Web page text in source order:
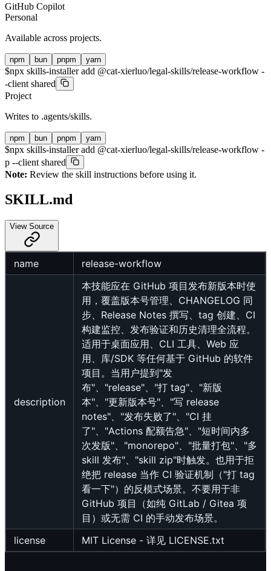
GitHub Copilot
Personal
Available across projects.
npm bun pnpm yarn
$npx skills-installer add @cat-xierluo/legal-skills/release-workflow -
-client shared
Project
Writes to .agents/skills.
npm bun pnpm yarn
$npx skills-installer add @cat-xierluo/legal-skills/release-workflow -
p --client shared
Note: Review the skill instructions before using it.
SKILL.md
View Source
name release-workflow
description
本技能应在 GitHub 项目发布新版本时使
用，覆盖版本号管理、CHANGELOG 同
步、Release Notes 撰写、tag 创建、CI
构建监控、发布验证和历史清理全流程。
适用于桌面应用、CLI 工具、Web 应
用、库/SDK 等任何基于 GitHub 的软件
项目。当用户提到"发
布"、"release"、"打 tag"、"新版
本"、"更新版本号"、"写 release
notes"、"发布失败了"、"CI 挂
了"、"Actions 配额告急"、"短时间内多
次发版"、"monorepo"、"批量打包"、"多
skill 发布"、"skill zip"时触发。也用于拒
绝把 release 当作 CI 验证机制（"打 tag
看一下"）的反模式场景。不要用于非
GitHub 项目（如纯 GitLab / Gitea 项
目）或无需 CI 的手动发布场景。
license
MIT License - 详见 LICENSE.txt